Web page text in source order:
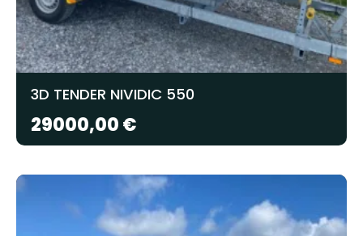
3D TENDER NIVIDIC 550
29000,00€